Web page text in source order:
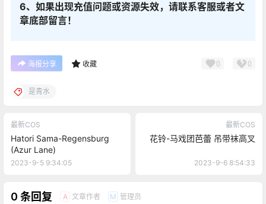
6、如果出现充值问题或资源失效，请联系客服或者文
章底部留言！
海报分享 收藏 0 0
是青水
最新COS
Hatori Sama-Regensburg
(Azur Lane)
2023-9-5 9:34:05
最新COS
花铃-马戏团芭蕾 吊带袜高叉
2023-9-6 8:54:33
0 条回复 A 文章作者 M 管理员